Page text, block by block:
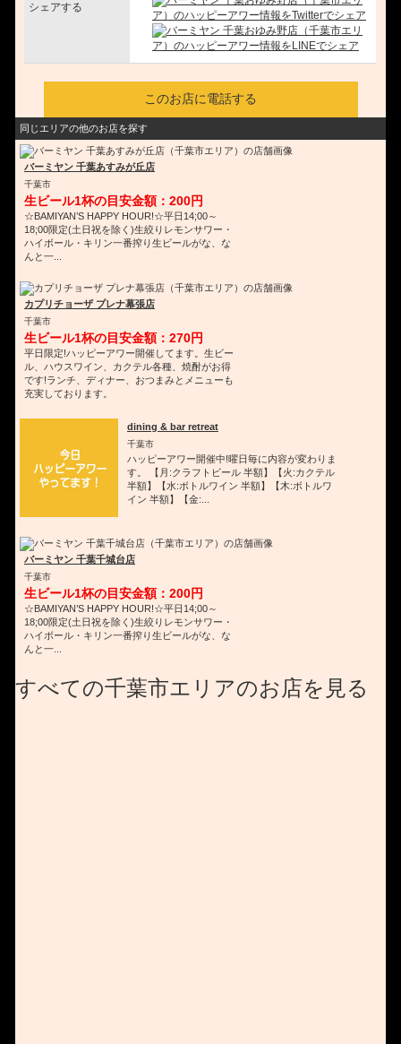
シェアする
このお店に電話する
同じエリアの他のお店を探す
バーミヤン 千葉あすみが丘店
千葉市
生ビール1杯の目安金額：200円
☆BAMIYAN’S HAPPY HOUR!☆平日14;00～
18;00限定(土日祝を除く)生絞りレモンサワー・
ハイボール・キリン一番搾り生ビールがな、な
んと一...
カプリチョーザ プレナ幕張店
千葉市
生ビール1杯の目安金額：270円
平日限定!ハッピーアワー開催してます。生ビー
ル、ハウスワイン、カクテル各種、焼酎がお得
です!ランチ、ディナー、おつまみとメニューも
充実しております。
dining & bar retreat
千葉市
ハッピーアワー開催中!曜日毎に内容が変わりま
す。 【月:クラフトビール 半額】【火:カクテル
半額】【水:ボトルワイン 半額】【木:ボトルワ
イン 半額】【金:...
バーミヤン 千葉千城台店
千葉市
生ビール1杯の目安金額：200円
☆BAMIYAN’S HAPPY HOUR!☆平日14;00～
18;00限定(土日祝を除く)生絞りレモンサワー・
ハイボール・キリン一番搾り生ビールがな、な
んと一...
すべての千葉市エリアのお店を見る